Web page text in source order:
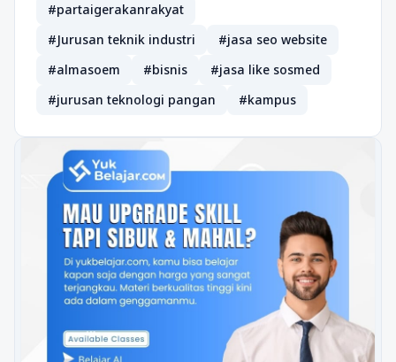
#partaigerakanrakyat
#Jurusan teknik industri
#jasa seo website
#almasoem
#bisnis
#jasa like sosmed
#jurusan teknologi pangan
#kampus